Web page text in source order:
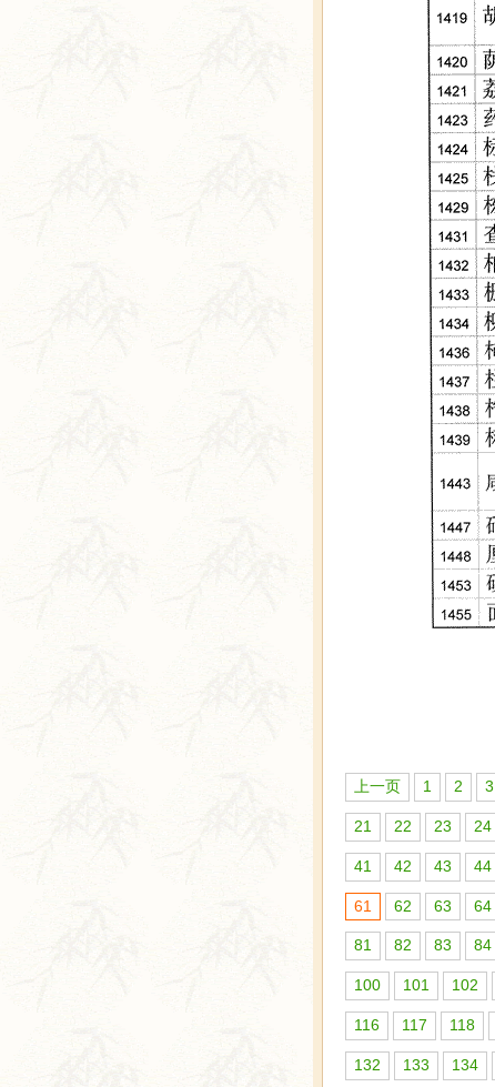
上一页 1 2 3
21 22 23 24
41 42 43 44
61 62 63 64
81 82 83 84
100 101 102
116 117 118
132 133 134